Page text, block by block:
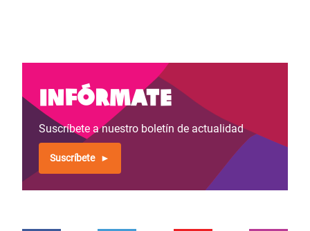
Infórmate
Suscríbete a nuestro boletín de actualidad
Suscríbete